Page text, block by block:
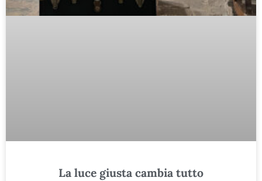
La luce giusta cambia tutto